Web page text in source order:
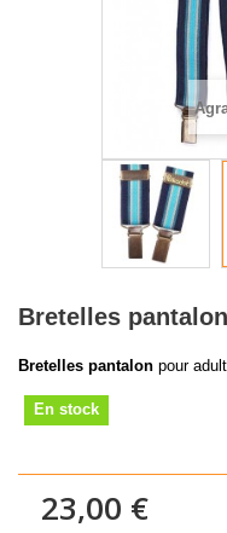
Bretelles
Bretelles pantalon pour
En stock
23,00 €